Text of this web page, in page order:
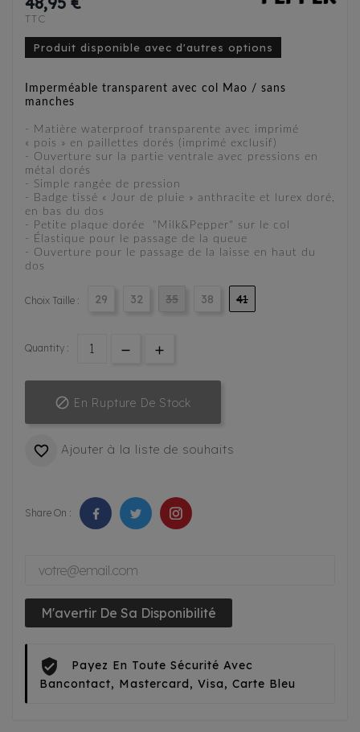
TTC
Produit disponible avec d'autres options
Imperméable transparent avec col Mao / sans
manches
- Matière waterproof transparente avec imprimé
« pois » en paillettes dorés (imprimé exclusif)
- Ouverture sur la partie ventrale avec pressions en
métal dorés
- Simple rangée de pression
- Badge tissé « Jour de pluie » anthracite et lurex doré,
en bas du dos
- Petite plaque dorée "Milk&Pepper" sur le col
- Élastique pour le passage de la queue
- Ouverture pour le passage de la laisse en haut du
dos
Choix Taille : 29 32 35 38 41
Quantity :
 En Rupture De Stock
 Ajouter à la liste de souhaits
Share On :
M'avertir De Sa Disponibilité
Payez En Toute Sécurité Avec
Bancontact, Mastercard, Visa, Carte Bleu